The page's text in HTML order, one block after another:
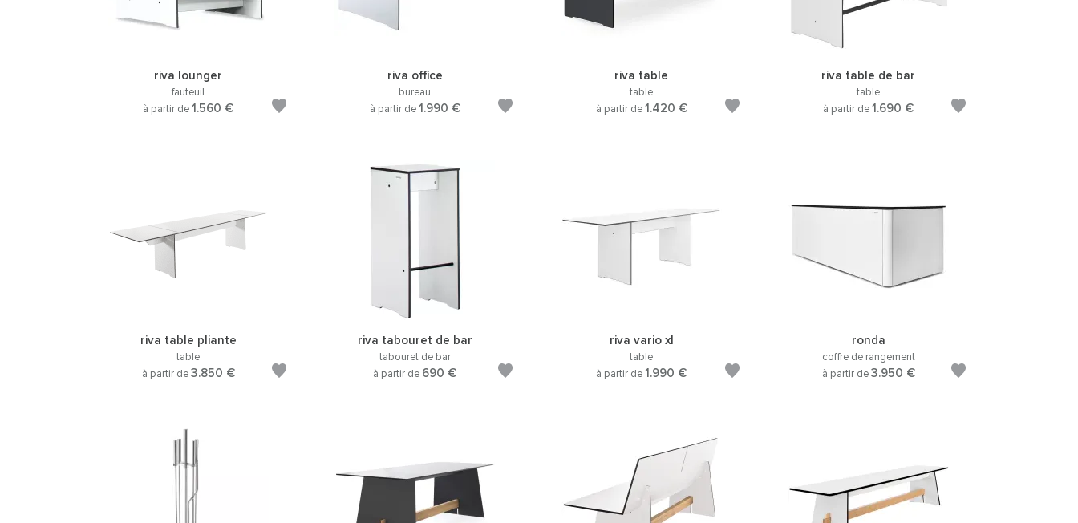
riva lounger
fauteuil
à partir de1.560 €
riva office
bureau
à partir de 1.990 €
riva table
table
à partir de 1.420 €
riva table de bar
table
à partir de1.690 €
riva table pliante
table
à partir de 3.850 €
riva tabouret de bar
tabouret de bar
à partir de 690 €
riva vario xl
table
à partir de1.990 €
ronda
coffre de rangement
à partir de 3.950 €